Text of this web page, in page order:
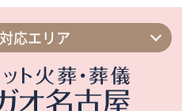
応エリア
名古屋市中川区